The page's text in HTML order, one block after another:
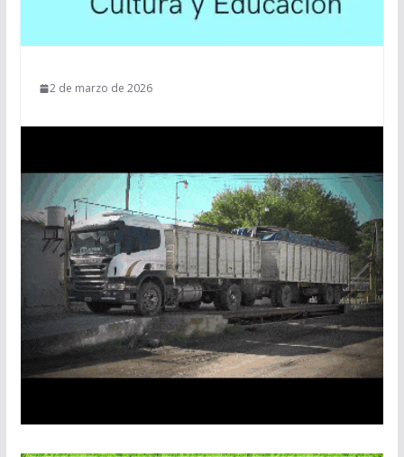
2 de marzo de 2026